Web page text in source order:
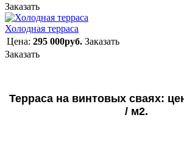
Заказать
Холодная терраса
Цена: 295 000руб. Заказать
Заказать
Терраса на винтовых сваях:
/ м2.